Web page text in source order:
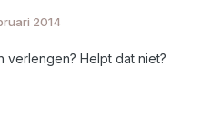
2014
verlengen? Helpt dat niet?